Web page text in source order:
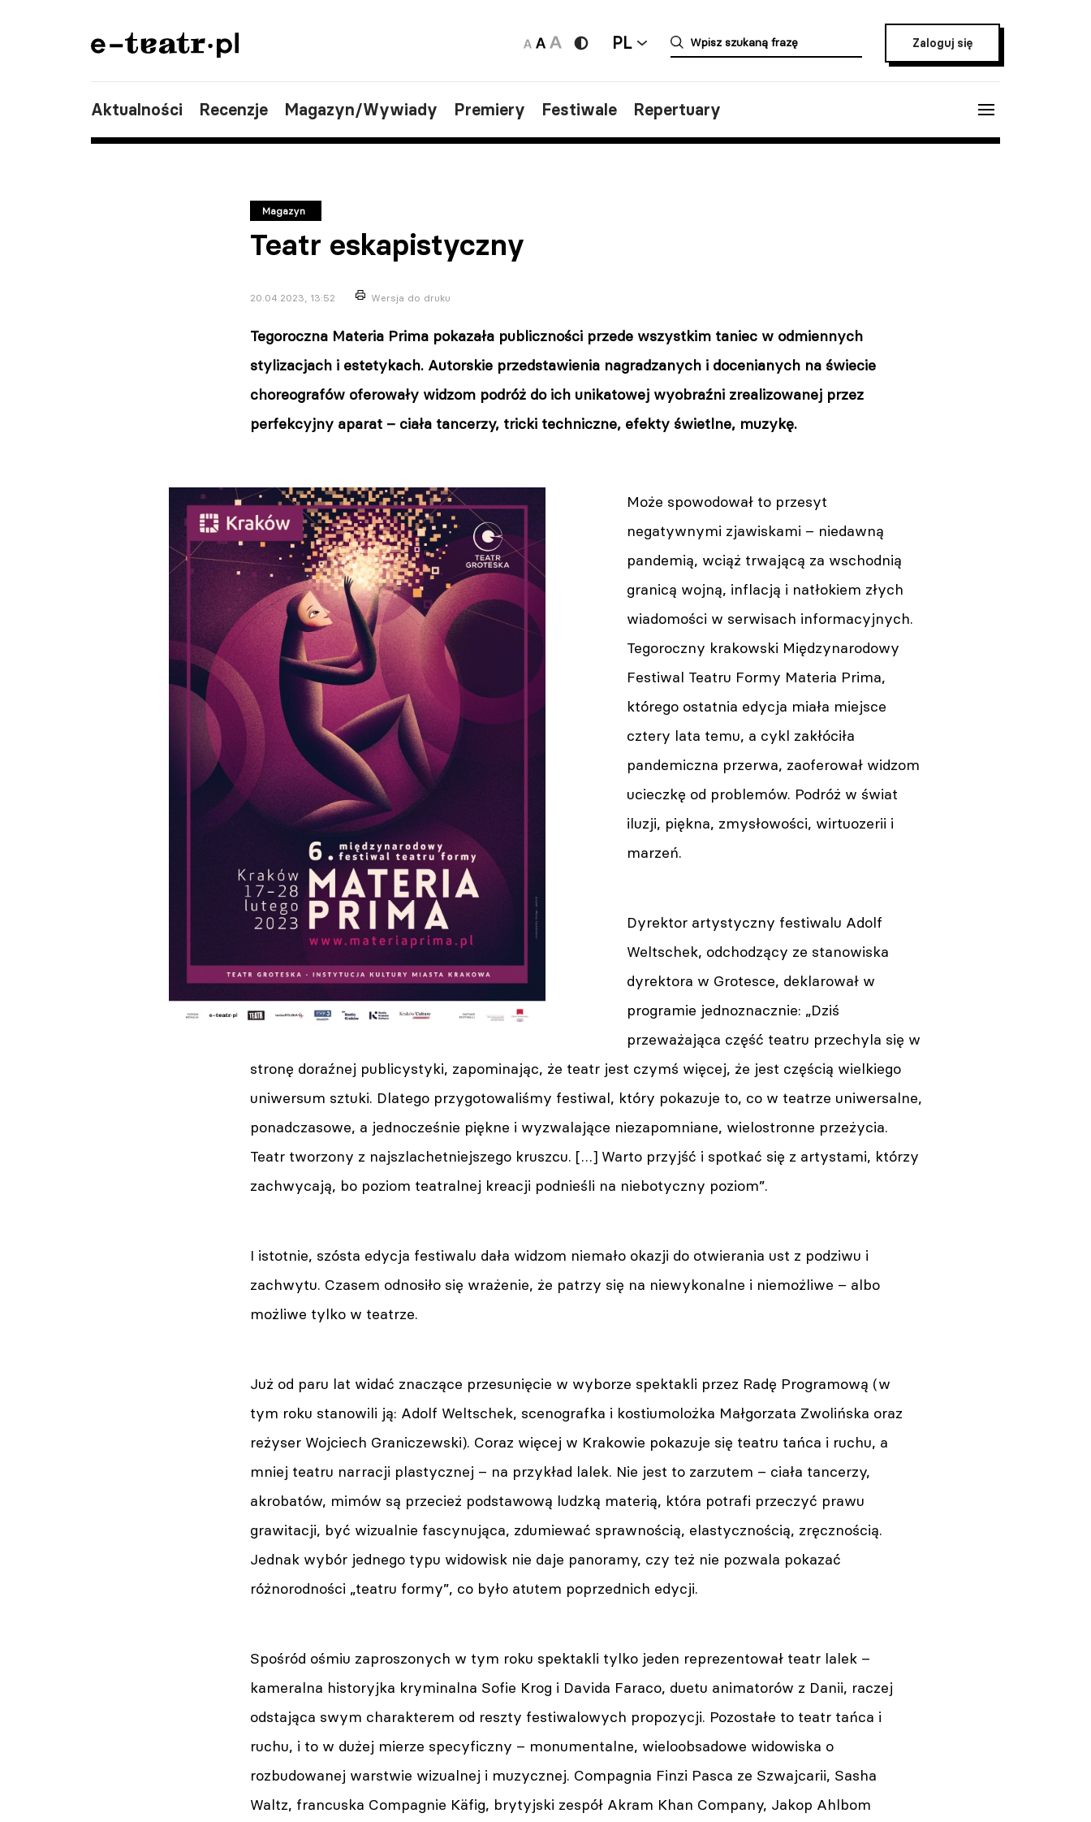
PL Zaloguj się
Aktualności Recenzje Magazyn/Wywiady Premiery Festiwale Repertuary
Magazyn
Teatr eskapistyczny
20.04.2023, 13:52 Wersja do druku
Tegoroczna Materia Prima pokazała publiczności przede wszystkim taniec w odmiennych
stylizacjach i estetykach. Autorskie przedstawienia nagradzanych i docenianych na świecie
choreografów oferowały widzom podróż do ich unikatowej wyobraźni zrealizowanej przez
perfekcyjny aparat – ciała tancerzy, tricki techniczne, efekty świetlne, muzykę.
Może spowodował to przesyt
negatywnymi zjawiskami – niedawną
pandemią, wciąż trwającą za wschodnią
granicą wojną, inflacją i natłokiem złych
wiadomości w serwisach informacyjnych.
Tegoroczny krakowski Międzynarodowy
Festiwal Teatru Formy Materia Prima,
którego ostatnia edycja miała miejsce
cztery lata temu, a cykl zakłóciła
pandemiczna przerwa, zaoferował widzom
ucieczkę od problemów. Podróż w świat
iluzji, piękna, zmysłowości, wirtuozerii i
marzeń.
Dyrektor artystyczny festiwalu Adolf
Weltschek, odchodzący ze stanowiska
dyrektora w Grotesce, deklarował w
programie jednoznacznie: „Dziś
przeważająca część teatru przechyla się w
stronę doraźnej publicystyki, zapominając, że teatr jest czymś więcej, że jest częścią wielkiego
uniwersum sztuki. Dlatego przygotowaliśmy festiwal, który pokazuje to, co w teatrze uniwersalne,
ponadczasowe, a jednocześnie piękne i wyzwalające niezapomniane, wielostronne przeżycia.
Teatr tworzony z najszlachetniejszego kruszcu. […] Warto przyjść i spotkać się z artystami, którzy
zachwycają, bo poziom teatralnej kreacji podnieśli na niebotyczny poziom”.
I istotnie, szósta edycja festiwalu dała widzom niemało okazji do otwierania ust z podziwu i
zachwytu. Czasem odnosiło się wrażenie, że patrzy się na niewykonalne i niemożliwe – albo
możliwe tylko w teatrze.
Już od paru lat widać znaczące przesunięcie w wyborze spektakli przez Radę Programową (w
tym roku stanowili ją: Adolf Weltschek, scenografka i kostiumolożka Małgorzata Zwolińska oraz
reżyser Wojciech Graniczewski). Coraz więcej w Krakowie pokazuje się teatru tańca i ruchu, a
mniej teatru narracji plastycznej – na przykład lalek. Nie jest to zarzutem – ciała tancerzy,
akrobatów, mimów są przecież podstawową ludzką materią, która potrafi przeczyć prawu
grawitacji, być wizualnie fascynująca, zdumiewać sprawnością, elastycznością, zręcznością.
Jednak wybór jednego typu widowisk nie daje panoramy, czy też nie pozwala pokazać
różnorodności „teatru formy”, co było atutem poprzednich edycji.
Spośród ośmiu zaproszonych w tym roku spektakli tylko jeden reprezentował teatr lalek –
kameralna historyjka kryminalna Sofie Krog i Davida Faraco, duetu animatorów z Danii, raczej
odstająca swym charakterem od reszty festiwalowych propozycji. Pozostałe to teatr tańca i
ruchu, i to w dużej mierze specyficzny – monumentalne, wieloobsadowe widowiska o
rozbudowanej warstwie wizualnej i muzycznej. Compagnia Finzi Pasca ze Szwajcarii, Sasha
Waltz, francuska Compagnie Käfig, brytyjski zespół Akram Khan Company, Jakop Ahlbom